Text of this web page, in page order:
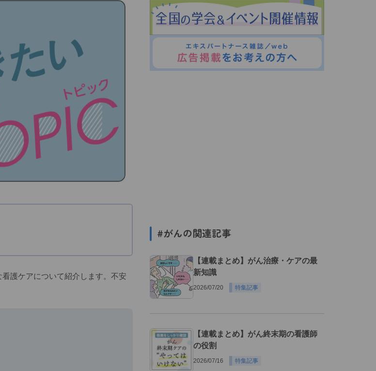
看護ケアについて紹介します。不安
#がんの関連記事
【連載まとめ】がん治療・ケアの最
新知識
2026/07/20 特集記事
【連載まとめ】がん終末期の看護師
の役割
2026/07/16 特集記事